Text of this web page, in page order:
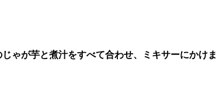
ゃが芋と煮汁をすべて合わせ、ミキサーにかけま